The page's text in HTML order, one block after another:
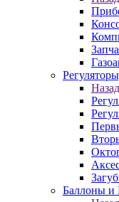
Назад
Баллоны и